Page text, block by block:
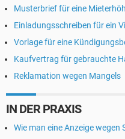
Musterbrief für eine
Einladungsschreiben für ein
Vorlage für eine
Kaufvertrag für gebrauchte
Reklamation wegen Mangels
IN DER PRAXIS
Wie man eine Anzeige